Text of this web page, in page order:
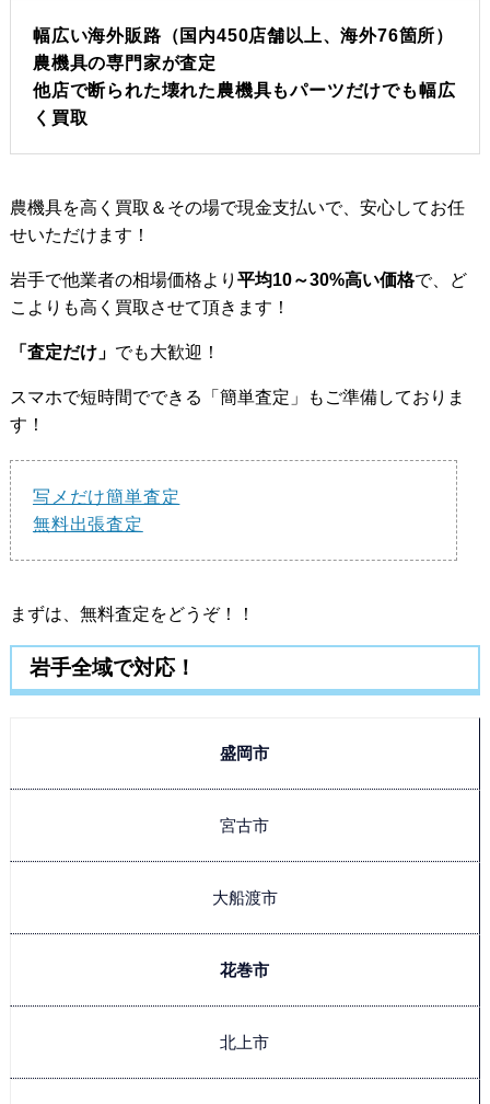
幅広い海外販路（国内450店舗以上、海外76箇所）
農機具の専門家が査定
他店で断られた壊れた農機具もパーツだけでも幅広
く買取
農機具を高く買取＆その場で現金支払いで、安心してお任
せいただけます！
岩手で他業者の相場価格より 平均10～30%高い価格で、ど
こよりも高く買取させて頂きます！
「査定だけ」 でも大歓迎！
スマホで短時間でできる「簡単査定」もご準備しておりま
す！
写メだけ簡単査定
無料出張査定
まずは、無料査定をどうぞ！！
岩手全域で対応！
盛岡市
宮古市
大船渡市
花巻市
北上市